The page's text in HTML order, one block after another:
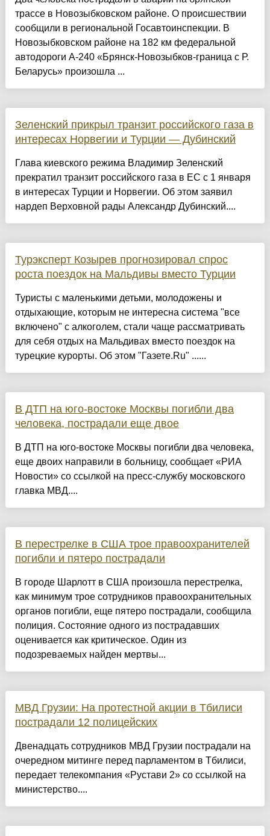
трассе в Новозыбковском районе. О происшествии
сообщили в региональной Госавтоинспекции. В
Новозыбковском районе на 182 км федеральной
автодороги А-240 «Брянск-Новозыбков-граница с Р.
Беларусь» произошла ...
Зеленский прикрыл транзит российского газа в
интересах Норвегии и Турции — Дубинский
Глава киевского режима Владимир Зеленский
прекратил транзит российского газа в ЕС с 1 января
в интересах Турции и Норвегии. Об этом заявил
нардеп Верховной рады Александр Дубинский....
Турэксперт Козырев прогнозировал спрос
роста поездок на Мальдивы вместо Турции
Туристы с маленькими детьми, молодожены и
отдыхающие, которым не интересна система "все
включено" с алкоголем, стали чаще рассматривать
для себя отдых на Мальдивах вместо поездок на
турецкие курорты. Об этом "Газете.Ru" ......
В ДТП на юго-востоке Москвы погибли два
человека, пострадали еще двое
В ДТП на юго-востоке Москвы погибли два человека,
еще двоих направили в больницу, сообщает «РИА
Новости» со ссылкой на пресс-службу московского
главка МВД....
В перестрелке в США трое правоохранителей
погибли и пятеро пострадали
В городе Шарлотт в США произошла перестрелка,
как минимум трое сотрудников правоохранительных
органов погибли, еще пятеро пострадали, сообщила
полиция. Состояние одного из пострадавших
оценивается как критическое. Один из
подозреваемых найден мертвы...
МВД Грузии: На протестной акции в Тбилиси
пострадали 12 полицейских
Двенадцать сотрудников МВД Грузии пострадали на
очередном митинге перед парламентом в Тбилиси,
передает телекомпания «Рустави 2» со ссылкой на
министерство....